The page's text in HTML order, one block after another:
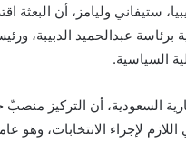
ستيفاني وليامز، أن البعثة
عبدالحميد الدبيبة،
السياسية.
السعودية، أن التركيز
اللازم لإجراء الانتخابات،